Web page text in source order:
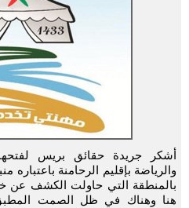
أشكر جريدة حقائق بريس لفتحها هذا الملف لقطاع الشباب
والرياضة بإقليم الرحامنة
بالمنطقة التي حاولت الكشف عن
هنا وهناك في ظل الصمت المطبق